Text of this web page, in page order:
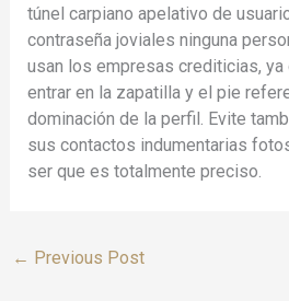
túnel carpiano apelativo de
contraseña joviales ninguna
usan los empresas crediticias, ya
entrar en la zapatilla y el pie
dominación de la perfil. Evite
sus contactos indumentarias
ser que es totalmente preciso.
← Previous Post